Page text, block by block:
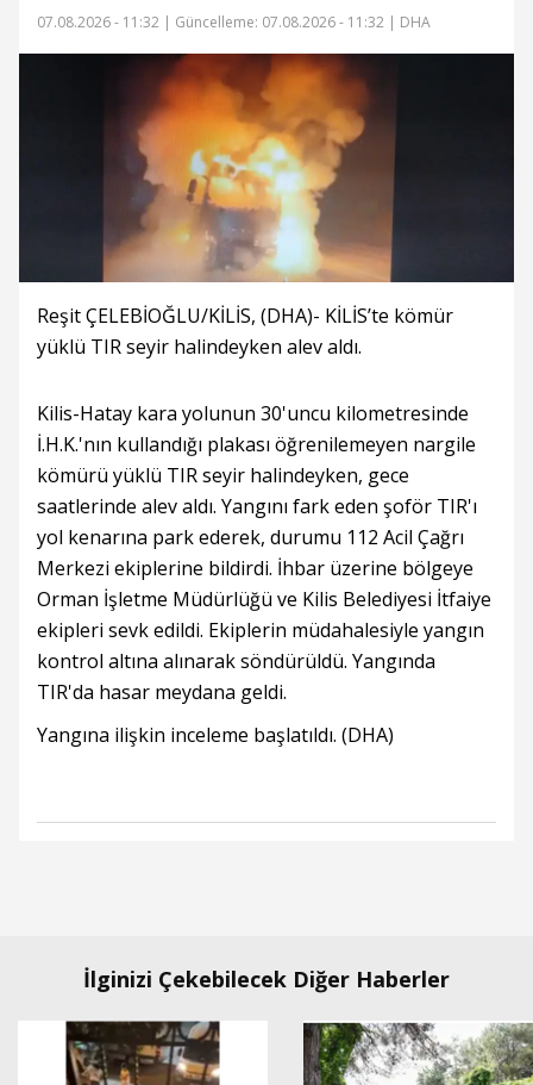
07.08.2026 - 11:32 | Güncelleme: 07.08.2026 - 11:32 | DHA
Reşit ÇELEBİOĞLU/KİLİS, (DHA)- KİLİS’te kömür
yüklü TIR seyir halindeyken alev aldı.
Kilis-Hatay kara yolunun 30'uncu kilometresinde
İ.H.K.'nın kullandığı plakası öğrenilemeyen nargile
kömürü yüklü TIR seyir halindeyken, gece
saatlerinde alev aldı. Yangını fark eden şoför TIR'ı
yol kenarına park ederek, durumu 112 Acil Çağrı
Merkezi ekiplerine bildirdi. İhbar üzerine bölgeye
Orman İşletme Müdürlüğü ve Kilis Belediyesi İtfaiye
ekipleri sevk edildi. Ekiplerin müdahalesiyle yangın
kontrol altına alınarak söndürüldü. Yangında
TIR'da hasar meydana geldi.
Yangına ilişkin inceleme başlatıldı. (DHA)
İlginizi Çekebilecek Diğer Haberler